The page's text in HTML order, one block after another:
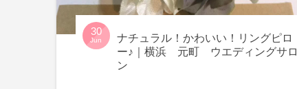
30
Jun
ナチュラル！かわいい！リングピロ
ー♪｜横浜 元町 ウエディングサロ
ン